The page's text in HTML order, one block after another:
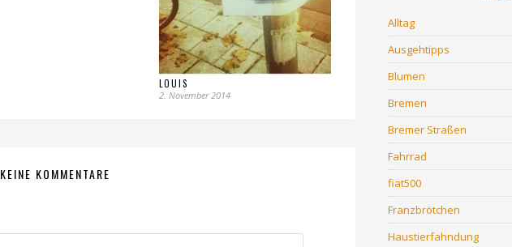
LOUIS
2. November 2014
KEINE KOMMENTARE
Alltag
Ausgehtipps
Blumen
Bremen
Bremer Straßen
Fahrrad
fiat500
Franzbrötchen
Haustierfahndung